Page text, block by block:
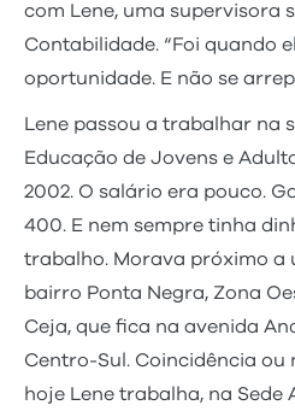
com Lene, uma supervisora
Contabilidade. “Foi quando
oportunidade. E não se
Lene passou a trabalhar na
Educação de Jovens e
2002. O salário era pouco.
400. E nem sempre tinha
trabalho. Morava próximo a
bairro Ponta Negra, Zona
Ceja, que fica na avenida
Centro-Sul. Coincidência ou
hoje Lene trabalha, na Sede